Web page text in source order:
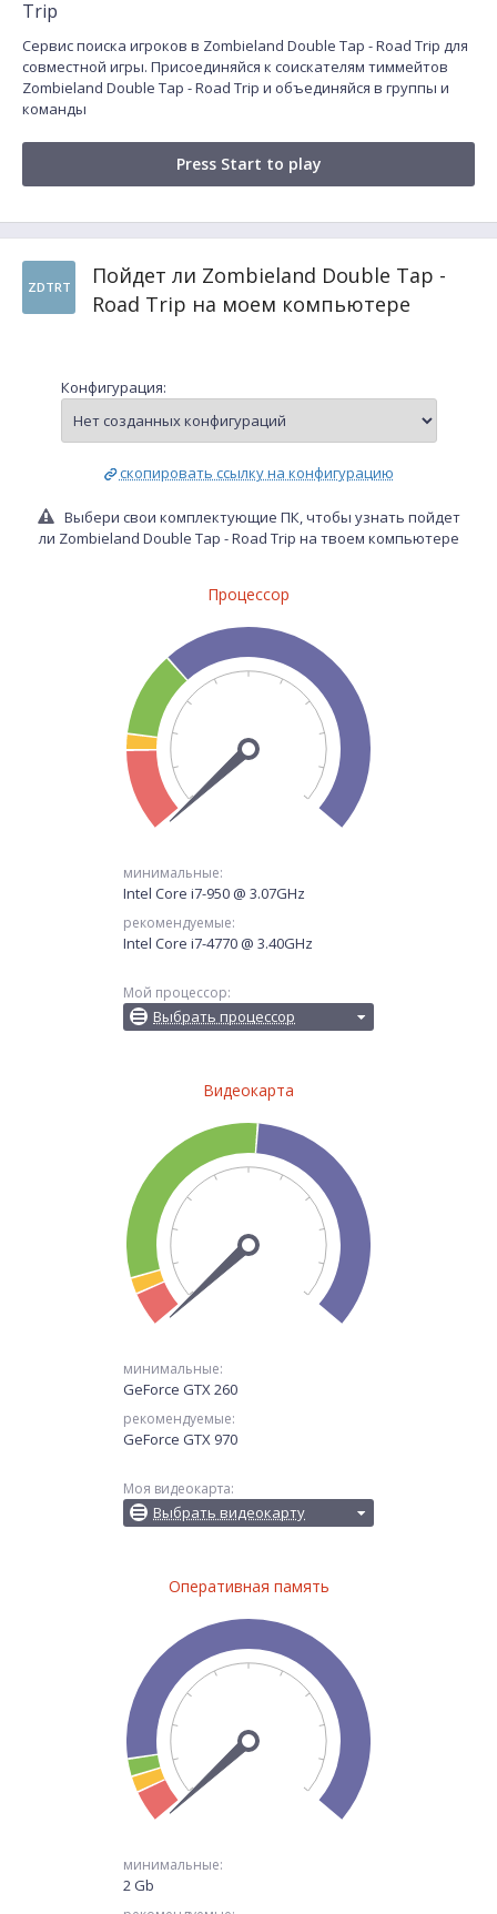
Trip
Сервис поиска игроков в Zombieland Double Tap - Road Trip для
совместной игры. Присоединяйся к соискателям тиммейтов
Zombieland Double Tap - Road Trip и объединяйся в группы и
команды
Press Start to play
ZDTRT
Пойдет ли Zombieland Double Tap -
Road Trip на моем компьютере
Конфигурация:
скопировать ссылку на конфигурацию
Выбери свои комплектующие ПК, чтобы узнать пойдет
ли Zombieland Double Tap - Road Trip на твоем компьютере
Процессор
минимальные:
Intel Core i7-950 @ 3.07GHz
рекомендуемые:
Intel Core i7-4770 @ 3.40GHz
Мой процессор:
Выбрать процессор
Видеокарта
минимальные:
GeForce GTX 260
рекомендуемые:
GeForce GTX 970
Моя видеокарта:
Выбрать видеокарту
Оперативная память
минимальные:
2 Gb